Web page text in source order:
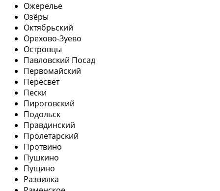
Ожерелье
Озёры
Октябрьский
Орехово-Зуево
Островцы
Павловский Посад
Первомайский
Пересвет
Пески
Пироговский
Подольск
Правдинский
Пролетарский
Протвино
Пушкино
Пущино
Развилка